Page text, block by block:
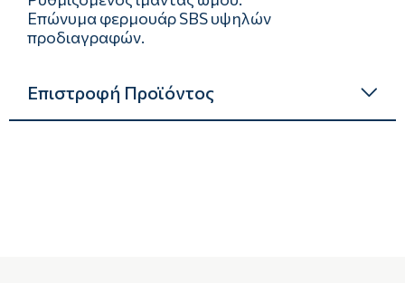
Επώνυμα φερμουάρ SBS υψηλών
προδιαγραφών.
Επιστροφή Προϊόντος